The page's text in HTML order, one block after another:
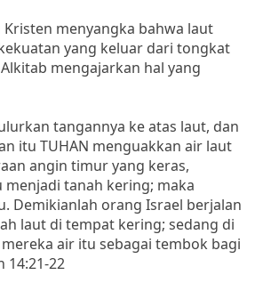
menyangka bahwa laut
yang keluar dari tongkat
mengajarkan hal yang
tangannya ke atas laut, dan
itu TUHAN menguakkan air laut
angin timur yang keras,
tanah kering; maka
Demikianlah orang Israel berjalan
laut di tempat kering; sedang di
air itu sebagai tembok bagi
14:21-22